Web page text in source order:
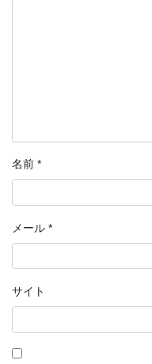
名前 *
メール *
サイト